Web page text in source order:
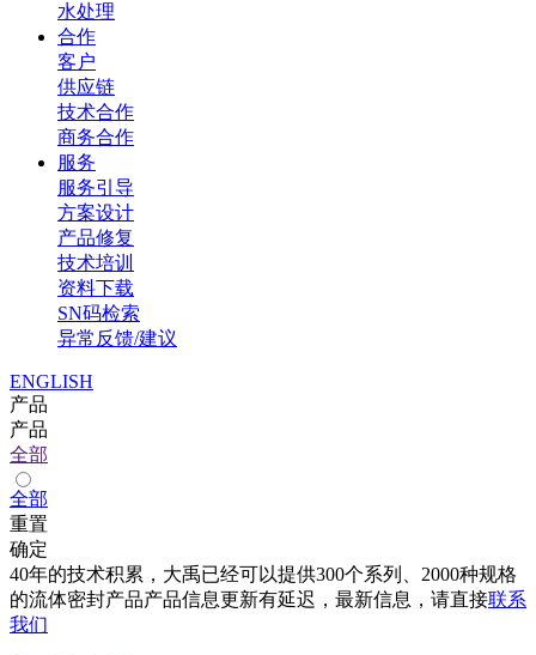
水处理
合作
客户
供应链
技术合作
商务合作
服务
服务引导
方案设计
产品修复
技术培训
资料下载
SN码检索
异常反馈/建议
ENGLISH
产品
产品
全部
全部
重置
确定
40年的技术积累，大禹已经可以提供300个系列、2000种规格
的流体密封产品产品信息更新有延迟，最新信息，请直接联系
我们